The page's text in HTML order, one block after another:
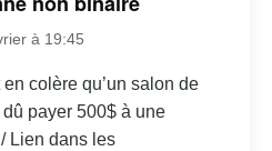
à 19:45
colère qu’un salon de
payer 500$ à une
Lien dans les